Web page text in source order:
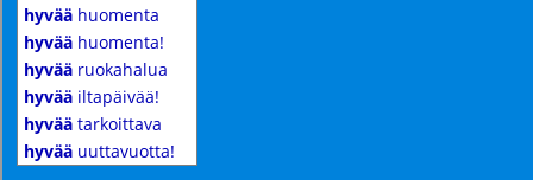
hyvää huomenta
hyvää huomenta!
hyvää ruokahalua
hyvää iltapäivää!
hyvää tarkoittava
hyvää uuttavuotta!